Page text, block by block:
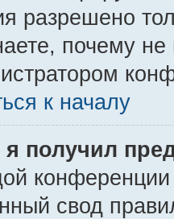
разрешено
почему
к началу
получил
конференции
свод